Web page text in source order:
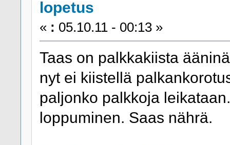
lopetus
« : 05.10.11 - 00:13 »
Taas on palkkakiista
nyt ei kiistellä
paljonko palkkoja
loppuminen. Saas nährä.